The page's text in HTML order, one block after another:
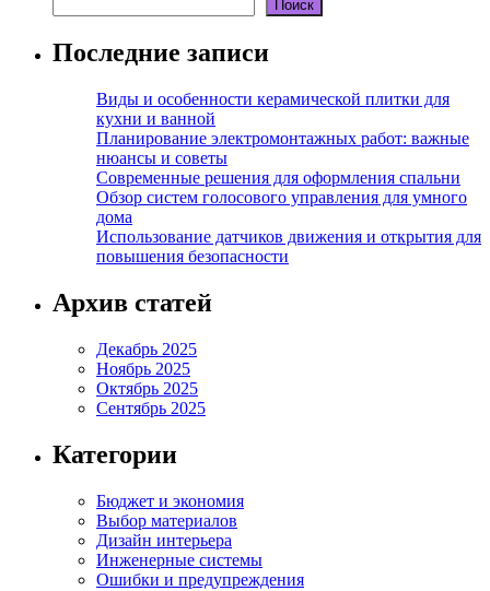
Поиск
Последние записи
Виды и особенности керамической плитки для
кухни и ванной
Планирование электромонтажных работ: важные
нюансы и советы
Современные решения для оформления спальни
Обзор систем голосового управления для умного
дома
Использование датчиков движения и открытия для
повышения безопасности
Архив статей
Декабрь 2025
Ноябрь 2025
Октябрь 2025
Сентябрь 2025
Категории
Бюджет и экономия
Выбор материалов
Дизайн интерьера
Инженерные системы
Ошибки и предупреждения